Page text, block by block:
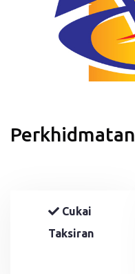
Perkhidmatan
Cukai
Taksiran